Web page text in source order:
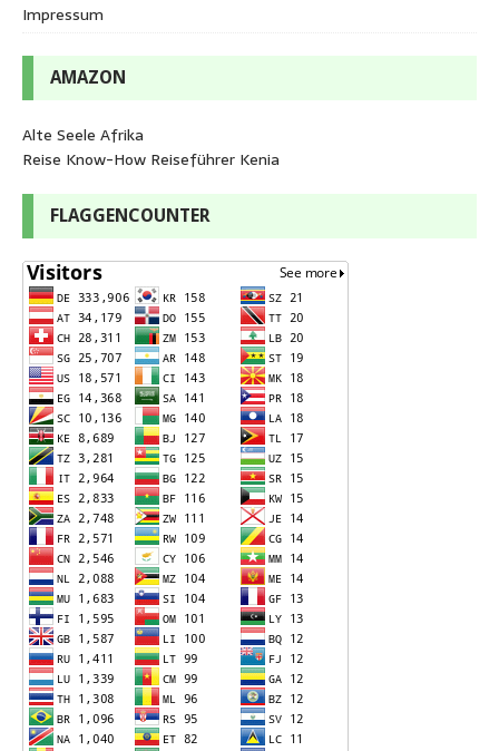
Impressum
AMAZON
Alte Seele Afrika
Reise Know-How Reiseführer Kenia
FLAGGENCOUNTER